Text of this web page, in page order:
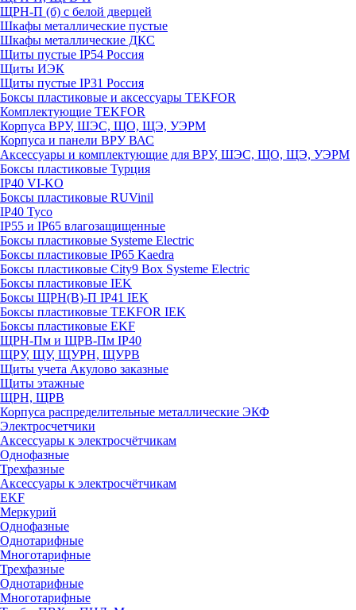
ЩРН-П (б) с белой дверцей
Шкафы металлические пустые
Шкафы металлические ДКС
Щиты пустые IP54 Россия
Щиты ИЭК
Щиты пустые IP31 Россия
Боксы пластиковые и аксессуары TEKFOR
Комплектующие TEKFOR
Корпуса ВРУ, ШЭС, ЩО, ЩЭ, УЭРМ
Корпуса и панели ВРУ ВАС
Аксессуары и комплектующие для ВРУ, ШЭС, ЩО, ЩЭ, УЭРМ
Боксы пластиковые Турция
IP40 VI-KO
Боксы пластиковые RUVinil
IP40 Тусо
IP55 и IP65 влагозащищенные
Боксы пластиковые Systeme Electric
Боксы пластиковые IP65 Kaedra
Боксы пластиковые City9 Box Systeme Electric
Боксы пластиковые IEK
Боксы ЩРН(В)-П IP41 IEK
Боксы пластиковые TEKFOR IEK
Боксы пластиковые EKF
ЩРН-Пм и ЩРВ-Пм IP40
ЩРУ, ЩУ, ЩУРН, ЩУРВ
Щиты учета Акулово заказные
Щиты этажные
ЩРН, ЩРВ
Корпуса распределительные металлические ЭКФ
Электросчетчики
Аксессуары к электросчётчикам
Однофазные
Трехфазные
Аксессуары к электросчётчикам
EKF
Меркурий
Однофазные
Однотарифные
Многотарифные
Трехфазные
Однотарифные
Многотарифные